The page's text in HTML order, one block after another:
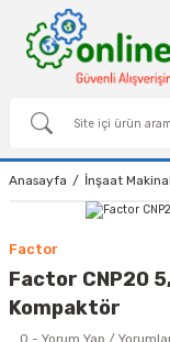
Anasayfa İnşaat
Factor
Factor CNP20
Kompaktör
0 - Yorum Yap /